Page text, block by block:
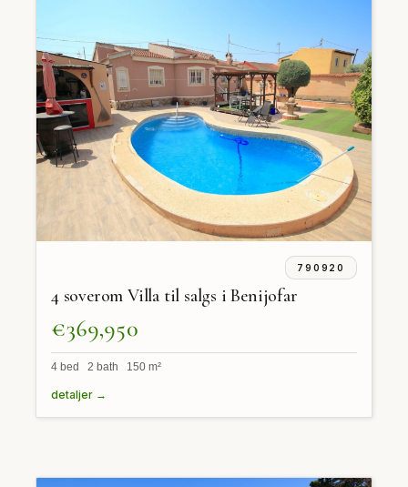
790920
4 soverom Villa til salgs i Benijofar
€369,950
4 bed 2 bath 150 m²
detaljer →